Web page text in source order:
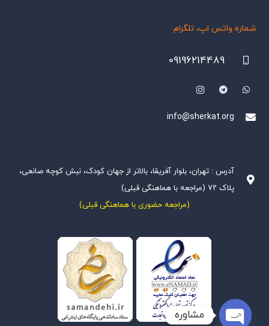
شماره واتس اپ، تلگرام
09196214489
info@sherkat.org
آدرس : تهران، بلوار آفریقا، بالاتر از جهان کودک، نبش کوچه صانعی،
پلاک ۷۲ (مراجعه با هماهنگی قبلی)
(مراجعه حضوری با هماهنگی قبلی)
مشاوره